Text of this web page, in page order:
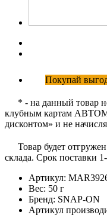
Покупай
* - на данный товар
клубным картам
дисконтом» и не
Товар будет
склада. Срок поставки
Артикул:
Вес: 50 г
Бренд: SNAP-ON
Артикул